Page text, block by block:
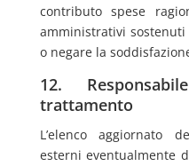
contributo spese
amministrativi
o negare la
12.
trattamento
L’elenco aggiornato
esterni eventualmente